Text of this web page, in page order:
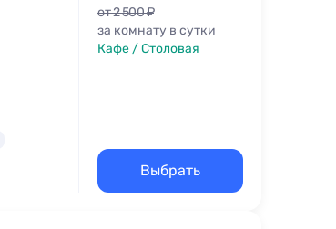
от 2 500 ₽
за комнату в сутки
Кафе / Столовая
Выбрать